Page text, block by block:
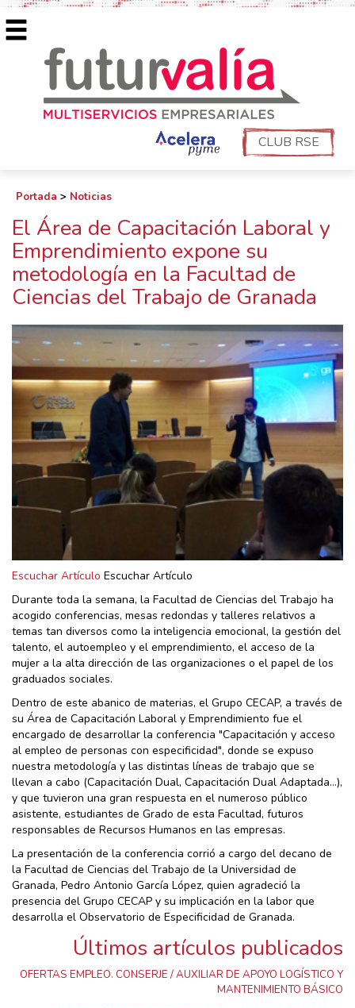
CLUB RSE
Portada > Noticias
El Área de Capacitación Laboral y
Emprendimiento expone su
metodología en la Facultad de
Ciencias del Trabajo de Granada
Escuchar Artículo Escuchar Artículo
Durante toda la semana, la Facultad de Ciencias del Trabajo ha
acogido conferencias, mesas redondas y talleres relativos a
temas tan diversos como la inteligencia emocional, la gestión del
talento, el autoempleo y el emprendimiento, el acceso de la
mujer a la alta dirección de las organizaciones o el papel de los
graduados sociales.
Dentro de este abanico de materias, el Grupo CECAP, a través de
su Área de Capacitación Laboral y Emprendimiento fue el
encargado de desarrollar la conferencia "Capacitación y acceso
al empleo de personas con especificidad", donde se expuso
nuestra metodología y las distintas líneas de trabajo que se
llevan a cabo (Capacitación Dual, Capacitación Dual Adaptada...),
y que tuvieron una gran respuesta en el numeroso público
asistente, estudiantes de Grado de esta Facultad, futuros
responsables de Recursos Humanos en las empresas.
La presentación de la conferencia corrió a cargo del decano de
la Facultad de Ciencias del Trabajo de la Universidad de
Granada, Pedro Antonio García López, quien agradeció la
presencia del Grupo CECAP y su implicación en la labor que
desarrolla el Observatorio de Especificidad de Granada.
Últimos artículos publicados
OFERTAS EMPLEO. CONSERJE / AUXILIAR DE APOYO LOGÍSTICO Y
MANTENIMIENTO BÁSICO